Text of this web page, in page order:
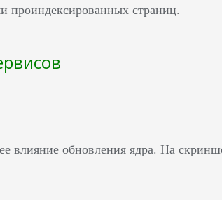
проиндексированных страниц.
влияние обновления ядра. На